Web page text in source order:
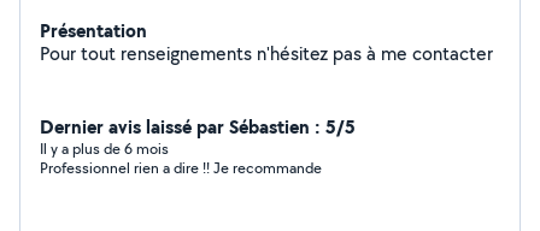
Présentation
Pour tout renseignements n'hésitez pas à me contacter
Dernier avis laissé par Sébastien : 5/5
Il y a plus de 6 mois
Professionnel rien a dire !! Je recommande